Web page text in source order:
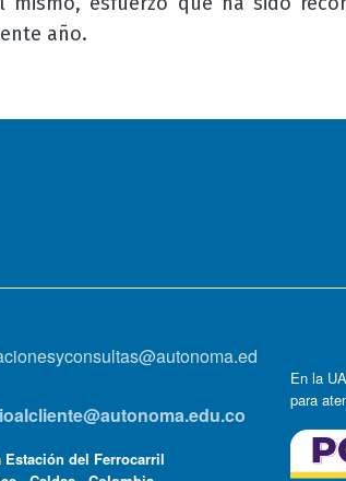
año.
Estación del Ferrocarril
En la
para